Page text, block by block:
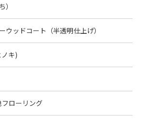
ウッドコート（半透明仕上げ）
キ)
ローリング